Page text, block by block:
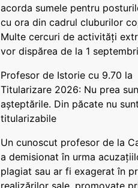
acorda sumele pentru
cu ora din cadrul cluburilor
Multe cercuri de activități
vor dispărea de la 1
Profesor de Istorie cu 9.70 la
Titularizare 2026: Nu prea
așteptările. Din păcate nu
titularizabile
Un cunoscut profesor de la
a demisionat în urma
plagiat sau ar fi exagerat în
realizărilor sale, promovate